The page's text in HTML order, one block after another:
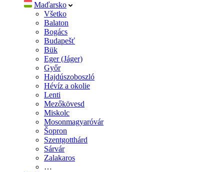
Maďarsko
Všetko
Balaton
Bogács
Budapešť
Bük
Eger (Jáger)
Győr
Hajdúszoboszló
Hévíz a okolie
Lenti
Mezőkövesd
Miskolc
Mosonmagyaróvár
Šopron
Szentgotthárd
Sárvár
Zalakaros
…